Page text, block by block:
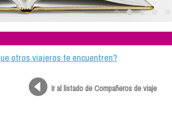
otros viajeros te encuentren?
Ir al listado de Compañeros de viaje